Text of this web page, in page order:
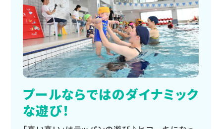
プールならではのダイナミック
な遊び！